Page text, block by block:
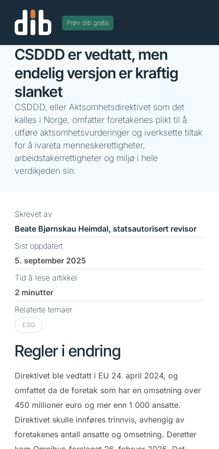
Prøv dib gratis
CSDDD er vedtatt, men
endelig versjon er kraftig
slanket
CSDDD, eller Aktsomhetsdirektivet som det
kalles i Norge, omfatter foretakenes plikt til å
utføre aktsomhetsvurderinger og iverksette tiltak
for å ivareta menneskerettigheter,
arbeidstakerrettigheter og miljø i hele
verdikjeden sin.
Skrevet av
Beate Bjørnskau Heimdal, statsautorisert revisor
Sist oppdatert
5. september 2025
Tid å lese artikkel
2 minutter
Relaterte temaer
ESG
Regler i endring
Direktivet ble vedtatt i EU 24. april 2024, og
omfattet da de foretak som har en omsetning over
450 millioner euro og mer enn 1 000 ansatte.
Direktivet skulle innføres trinnvis, avhengig av
foretakenes antall ansatte og omsetning. Deretter